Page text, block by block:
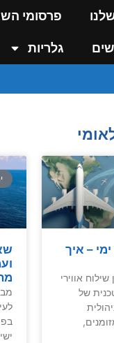
פרסומי
גלריות
– איך
בין שילוח אווירי
של